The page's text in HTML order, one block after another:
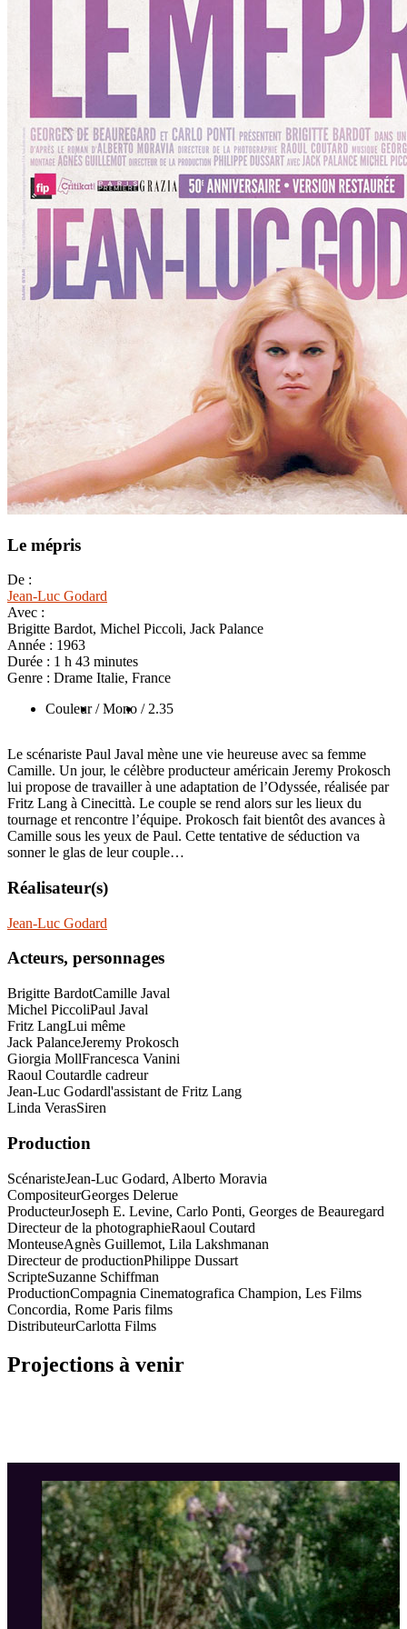
Le mépris
De :
Jean-Luc Godard
Avec :
Brigitte Bardot, Michel Piccoli, Jack Palance
Année : 1963
Durée : 1 h 43 minutes
Genre : Drame Italie, France
Couleur / Mono / 2.35
Le scénariste Paul Javal mène une vie heureuse avec sa femme
Camille. Un jour, le célèbre producteur américain Jeremy Prokosch
lui propose de travailler à une adaptation de l’Odyssée, réalisée par
Fritz Lang à Cinecittà. Le couple se rend alors sur les lieux du
tournage et rencontre l’équipe. Prokosch fait bientôt des avances à
Camille sous les yeux de Paul. Cette tentative de séduction va
sonner le glas de leur couple…
Réalisateur(s)
Jean-Luc Godard
Acteurs, personnages
Brigitte BardotCamille Javal
Michel PiccoliPaul Javal
Fritz LangLui même
Jack PalanceJeremy Prokosch
Giorgia MollFrancesca Vanini
Raoul Coutardle cadreur
Jean-Luc Godardl'assistant de Fritz Lang
Linda VerasSiren
Production
ScénaristeJean-Luc Godard, Alberto Moravia
CompositeurGeorges Delerue
ProducteurJoseph E. Levine, Carlo Ponti, Georges de Beauregard
Directeur de la photographieRaoul Coutard
MonteuseAgnès Guillemot, Lila Lakshmanan
Directeur de productionPhilippe Dussart
ScripteSuzanne Schiffman
ProductionCompagnia Cinematografica Champion, Les Films
Concordia, Rome Paris films
DistributeurCarlotta Films
Projections à venir